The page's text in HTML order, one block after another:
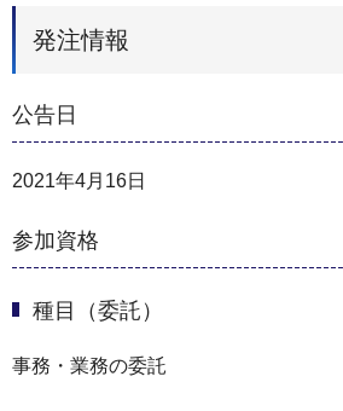
発注情報
公告日
2021年4月16日
参加資格
種目（委託）
事務・業務の委託